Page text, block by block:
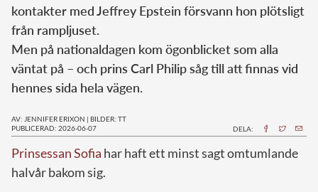
kontakter med Jeffrey Epstein försvann hon plötsligt
från rampljuset.
Men på nationaldagen kom ögonblicket som alla
väntat på – och prins Carl Philip såg till att finnas vid
hennes sida hela vägen.
AV: JENNIFER ERIXON | BILDER: TT
PUBLICERAD: 2026-06-07
DELA:
Prinsessan Sofia har haft ett minst sagt omtumlande
halvår bakom sig.